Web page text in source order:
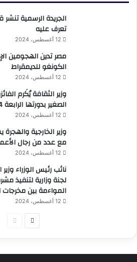
الجريدة الرسمية
تعرف عليه
12 أغسطس، 2024
مصر تدين الهجومين
الكونغو للديمقراط
12 أغسطس، 2024
وزير الثقافة يُكَرم
الصغير بدورتها الرابعة 2024
12 أغسطس، 2024
وزير الخارجية
مع عدد من رجال
12 أغسطس، 2024
نائب رئيس الوزراء
لجنة وزارية لتنفيذ
المواءمة بين
12 أغسطس، 2024
الصفحة